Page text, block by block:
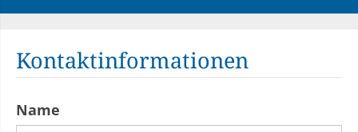
Kontaktinformationen
Name